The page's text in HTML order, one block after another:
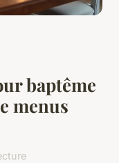
baptême
menus